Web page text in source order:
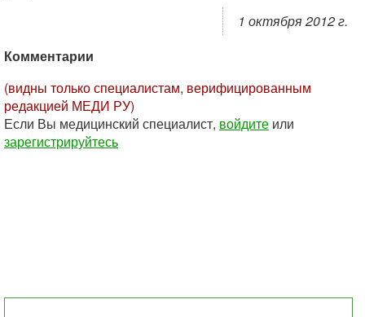
1 октября 2012 г.
Комментарии
(видны только специалистам, верифицированным
редакцией МЕДИ РУ)
Если Вы медицинский специалист, войдите или
зарегистрируйтесь